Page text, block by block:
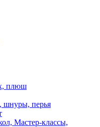
плюш
шнуры, перья
Мастер-классы,